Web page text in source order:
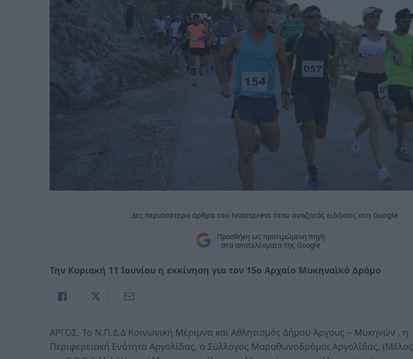
Δες περισσότερα άρθρα του Notospress όταν αναζητάς ειδήσεις στη Google
Προσθήκη ως προτιμώμενη πηγή
στα αποτελέσματα της Google
Την Κυριακή 11 Ιουνίου η εκκίνηση για τον 15ο Αρχαίο Μυκηναϊκό Δρόμο
ΑΡΓΟΣ. Το Ν.Π.Δ.Δ Κοινωνική Μέριμνα και Αθλητισμός Δήμου Άργους – Μυκηνών , η
Περιφερειακή Ενότητα Αργολίδας, ο Σύλλογος Μαραθωνοδρόμοι Αργολίδας, (Μέλος